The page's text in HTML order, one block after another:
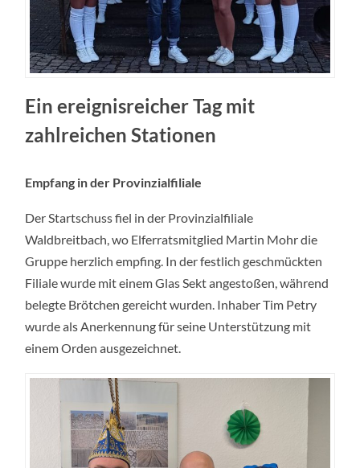
Ein ereignisreicher Tag mit
zahlreichen Stationen
Empfang in der Provinzialfiliale
Der Startschuss fiel in der Provinzialfiliale
Waldbreitbach, wo Elferratsmitglied Martin Mohr die
Gruppe herzlich empfing. In der festlich geschmückten
Filiale wurde mit einem Glas Sekt angestoßen, während
belegte Brötchen gereicht wurden. Inhaber Tim Petry
wurde als Anerkennung für seine Unterstützung mit
einem Orden ausgezeichnet.